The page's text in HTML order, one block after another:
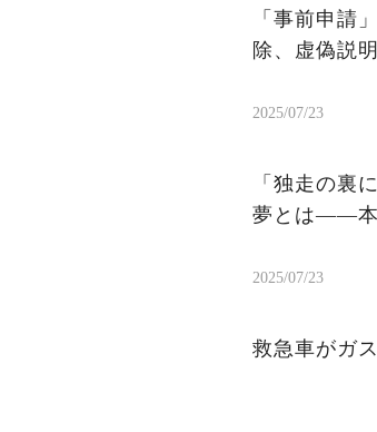
「事前申請
除、虚偽説
2025/07/23
「独走の裏
夢とは——本
2025/07/23
救急車がガ